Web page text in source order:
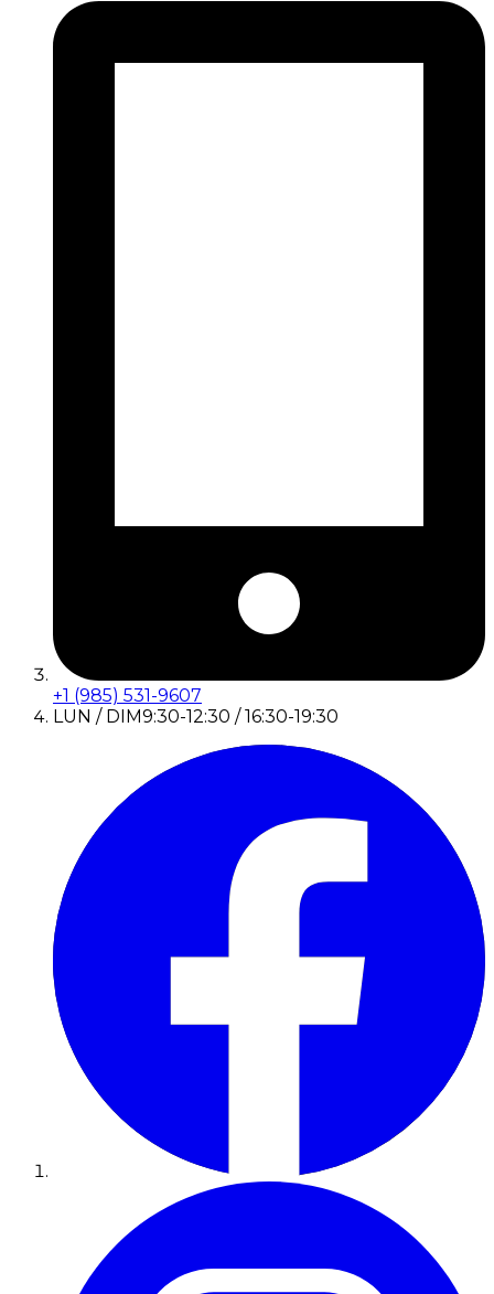
+1 (985) 531-9607
LUN / DIM9:30-12:30 / 16:30-19:30